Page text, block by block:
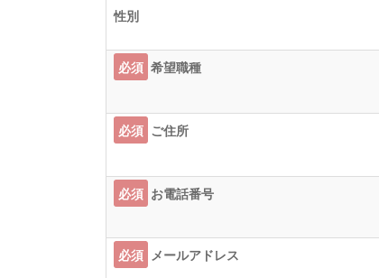
性別
必須 希望職種
必須 ご住所
必須 お電話番号
必須 メールアドレス